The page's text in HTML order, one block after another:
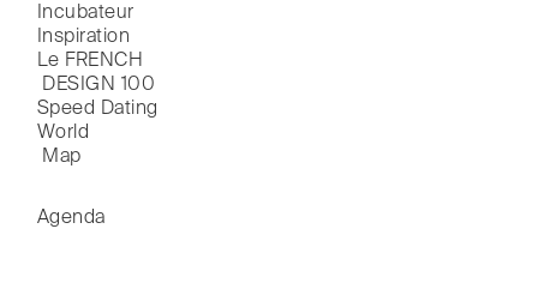
Incubateur
Inspiration
Le FRENCH
DESIGN 100
Speed Dating
World
Map
Agenda